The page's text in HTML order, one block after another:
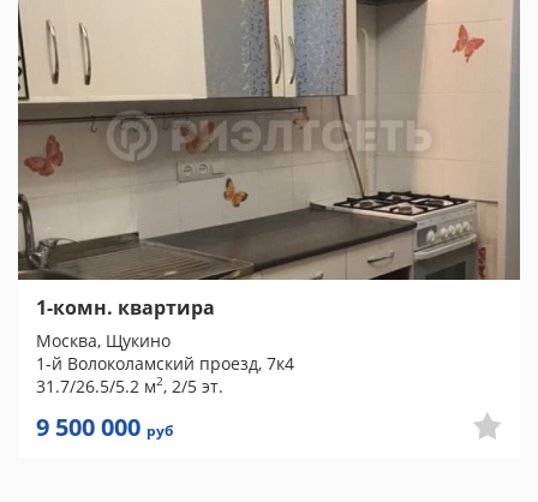
1-комн. квартира
Москва, Щукино
1-й Волоколамский проезд, 7к4
31.7/26.5/5.2 м2, 2/5 эт.
9 500 000 руб